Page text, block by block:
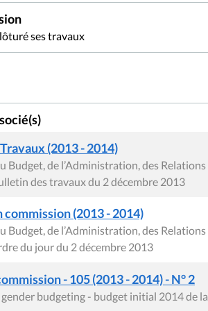
ses travaux
(2013 - 2014)
Budget, de l’Administration, des
des travaux du 2 décembre 2013
(2013 - 2014)
Budget, de l’Administration, des
du jour du 2 décembre 2013
- 105 (2013 - 2014) - N° 2
gender budgeting - budget initial 2014 de